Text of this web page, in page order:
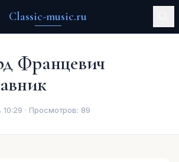
Classic-music.ru
Францевич
10:29 · Просмотров: 89